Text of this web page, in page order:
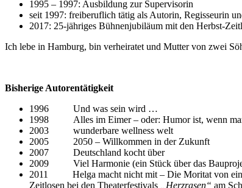
1995 – 1997: Ausbildung zur Supervisorin
seit 1997: freiberuflich tätig als Autorin, Regisseurin
2017: 25-jähriges Bühnenjubiläum mit den Herbst-
Ich lebe in Hamburg, bin verheiratet und Mutter von zwei
Bisherige Autorentätigkeit
1996 Und was sein wird …
1998 Alles im Eimer – oder: Humor ist, wenn
2003 wunderbare wellness welt
2005 2050 – Willkommen in der Zukunft
2007 Deutschland kocht über
2009 Viel Harmonie (ein Stück über das
2011 Helga macht nicht mit – Die Moritat von
Zeitlosen bei den Theaterfestivals
„Herzrasen“ am